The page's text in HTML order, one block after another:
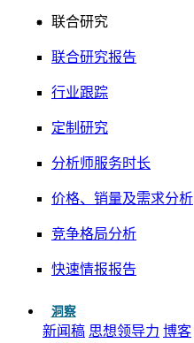
联合研究
联合研究报告
行业跟踪
定制研究
分析师服务时长
价格、销量及需求分析
竞争格局分析
快速情报报告
洞察
新闻稿 思想领导力 博客